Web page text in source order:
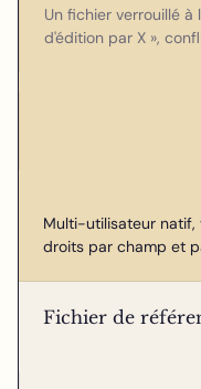
Un fichier verrouillé
d'édition par X »,
Multi-utilisateur natif,
droits par champ et
Fichier de